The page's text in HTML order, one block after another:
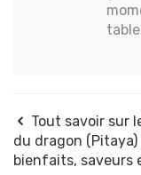
Tout savoir sur
du dragon (Pitaya)
bienfaits, saveurs